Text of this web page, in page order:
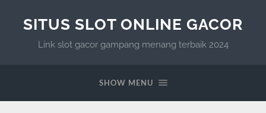
SITUS SLOT ONLINE GACOR
Link slot gacor gampang menang terbaik 2024
SHOW MENU